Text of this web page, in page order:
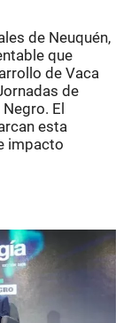
de Neuquén,
que
de Vaca
de
El
esta
impacto